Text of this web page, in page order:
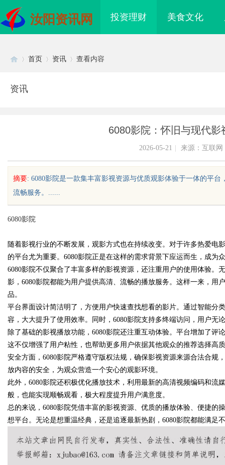
汝阳资讯网 投资理财 美食文化
uz
!
首页 资讯 查看内容
资讯
6080影院：怀旧与现代
2026-05-21 来源：互联网
摘要: 6080影院是一款集丰富影视资源与优质观影体验于一体的平
流畅服务。......
6080影院
随着影视行业的不断发展，观影方式也在持续改变。对于许多热爱电
的平台尤为重要。6080影院正是在这样的需求背景下应运而生，成为
6080影院不仅聚合了丰富多样的影视资源，还注重用户的使用体验。
影，6080影院都能为用户提供高清、流畅的播放服务。这样一来，用
品。
平台界面设计简洁明了，方便用户快速查找想看的影片。通过智能分
容，大大提升了使用效率。同时，6080影院支持多终端访问，用户无
除了基础的影视播放功能，6080影院还注重互动体验。平台增加了
这不仅增强了用户粘性，也帮助更多用户依据其他观众的推荐选择高
安全方面，6080影院严格遵守版权法规，确保影视资源来源合法合
放内容的安全，为观众营造一个安心的观影环境。
此外，6080影院还积极优化播放技术，利用最新的高清视频编码和
般，也能实现顺畅观看，极大程度提升用户满意度。
总的来说，6080影院凭借丰富的影视资源、优质的播放体验、便捷
想平台。无论是想重温经典，还是追逐最新热剧，6080影院都能满足
看电影的多种途径